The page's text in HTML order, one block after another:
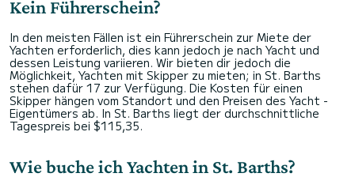
Kein Führerschein?
In den meisten Fällen ist ein Führerschein zur Miete der
Yachten erforderlich, dies kann jedoch je nach Yacht und
dessen Leistung variieren. Wir bieten dir jedoch die
Möglichkeit, Yachten mit Skipper zu mieten; in St. Barths
stehen dafür 17 zur Verfügung. Die Kosten für einen
Skipper hängen vom Standort und den Preisen des Yacht -
Eigentümers ab. In St. Barths liegt der durchschnittliche
Tagespreis bei $115,35.
Wie buche ich Yachten in St. Barths?